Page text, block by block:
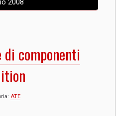
2008
di componenti
ATE